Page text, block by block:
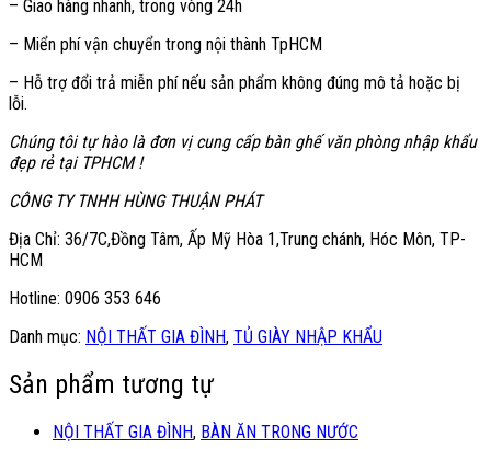
– Giao hàng nhanh, trong vòng 24h
– Miển phí vận chuyển trong nội thành TpHCM
– Hỗ trợ đổi trả miễn phí nếu sản phẩm không đúng mô tả hoặc bị
lỗi.
Chúng tôi tự hào là đơn vị cung cấp bàn ghế văn phòng nhập khẩu
đẹp rẻ tại TPHCM !
CÔNG TY TNHH HÙNG THUẬN PHÁT
Địa Chỉ: 36/7C,Đồng Tâm, Ấp Mỹ Hòa 1,Trung chánh, Hóc Môn, TP-
HCM
Hotline: 0906 353 646
Danh mục: NỘI THẤT GIA ĐÌNH, TỦ GIÀY NHẬP KHẨU
Sản phẩm tương tự
NỘI THẤT GIA ĐÌNH, BÀN ĂN TRONG NƯỚC